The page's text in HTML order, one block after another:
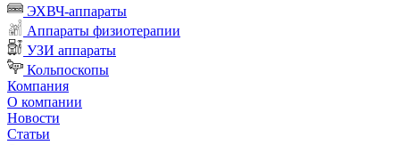
ЭХВЧ-аппараты
Аппараты физиотерапии
УЗИ аппараты
Кольпоскопы
Компания
О компании
Новости
Статьи